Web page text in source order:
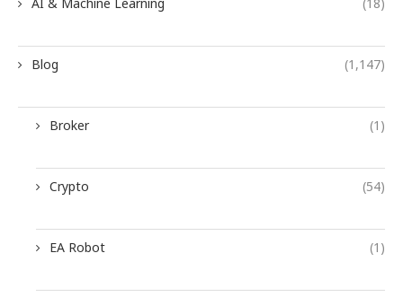
AI & Machine Learning (18)
Blog (1,147)
Broker (1)
Crypto (54)
EA Robot (1)